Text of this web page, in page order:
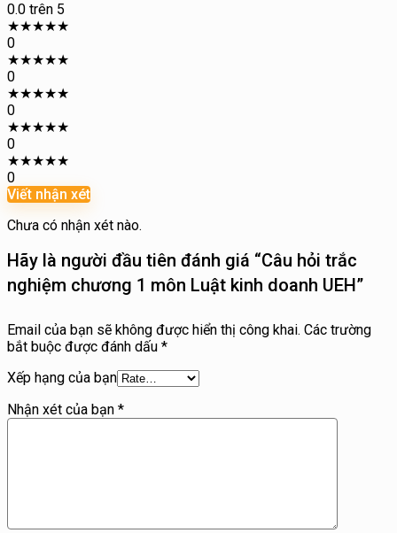
0.0 trên 5
★★★★★
0
★★★★★
0
★★★★★
0
★★★★★
0
★★★★★
0
Viết nhận xét
Chưa có nhận xét nào.
Hãy là người đầu tiên đánh giá “Câu hỏi trắc
nghiệm chương 1 môn Luật kinh doanh UEH”
Email của bạn sẽ không được hiển thị công khai. Các trường
bắt buộc được đánh dấu *
Xếp hạng của bạn
Nhận xét của bạn *